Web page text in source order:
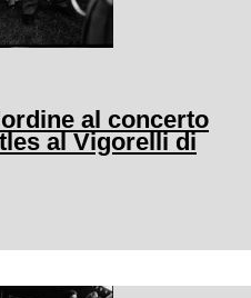
al concerto
al Vigorelli di